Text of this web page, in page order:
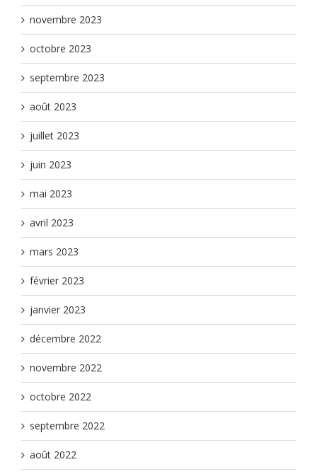
novembre 2023
octobre 2023
septembre 2023
août 2023
juillet 2023
juin 2023
mai 2023
avril 2023
mars 2023
février 2023
janvier 2023
décembre 2022
novembre 2022
octobre 2022
septembre 2022
août 2022